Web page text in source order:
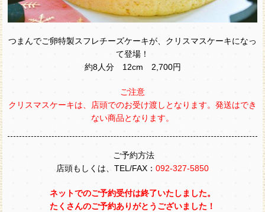
つまんでご卵特製スフレチーズケーキが、クリスマスケーキになっ
て登場！
約8人分 12cm 2,700円
ご注意
クリスマスケーキは、店頭でのお受け渡しとなります。発送はでき
ない商品となります。
ご予約方法
店頭もしくは、TEL/FAX： 092-327-5850
ネットでのご予約受付は終了いたしました。
たくさんのご予約ありがとうございました！